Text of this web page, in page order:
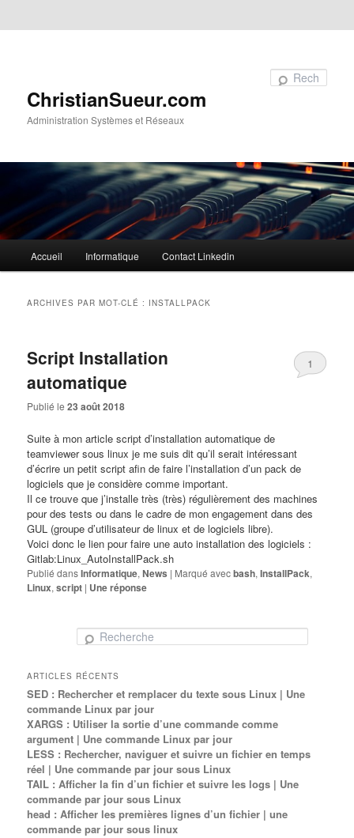
ChristianSueur.com
Administration Systèmes et Réseaux
principalAccueil Informatique Contact Linkedin
ARCHIVES PAR MOT-CLÉ : INSTALLPACK
Script Installation
automatique
Publié le23 août 2018
1
Suite à mon articlescript d’installation automatique de
teamviewer sous linux je me suis dit qu’il serait intéressant
d’écrire un petit script afin de faire l’installation d’un pack de
logiciels que je considère comme important.
Il ce trouve que j’installe très (très) régulièrement des machines
pour des tests ou dans le cadre de mon engagement dans des
GUL (groupe d’utilisateur de linux et de logiciels libre).
Voici donc le lien pour faire une auto installation des logiciels :
Gitlab:Linux_AutoInstallPack.sh
Publié dansInformatique,News | Marqué avecbash,InstallPack,
Linux,script | Uneréponse
ARTICLES RÉCENTS
SED : Rechercher et remplacer du texte sous Linux | Une
commande Linux par jour
XARGS : Utiliser la sortie d’une commande comme
argument | Une commande Linux par jour
LESS : Rechercher, naviguer et suivre un fichier en temps
réel | Une commande par jour sous Linux
TAIL : Afficher la fin d’un fichier et suivre les logs | Une
commande par jour sous Linux
head : Afficher les premières lignes d’un fichier | une
commande par jour sous linux